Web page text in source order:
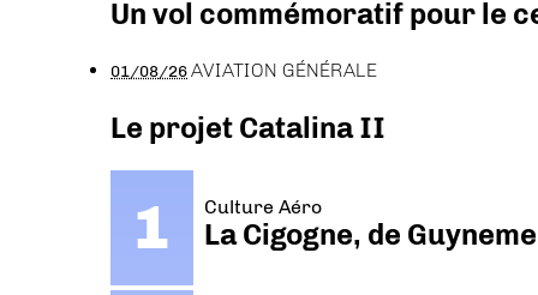
Un vol commémoratif pour le
01/08/26AVIATION GÉNÉRALE
Le projet Catalina II
Culture Aéro
La Cigogne, de